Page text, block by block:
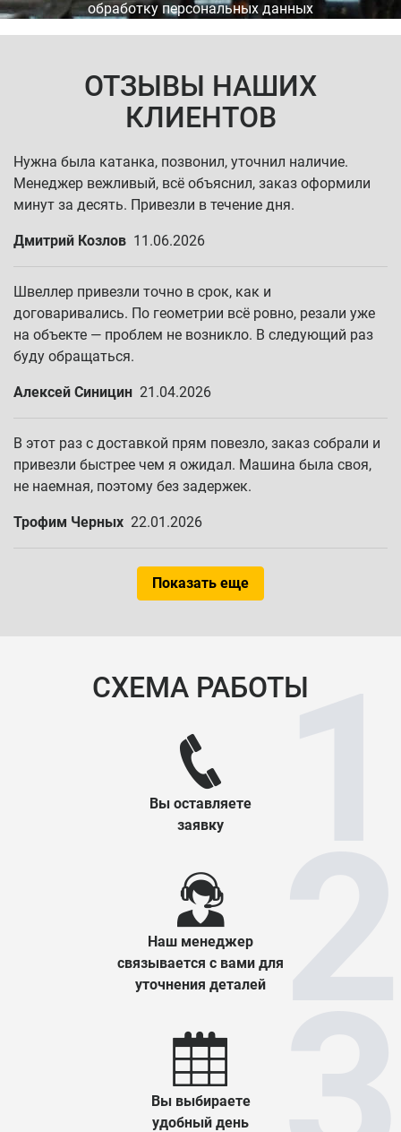
обработку персональных данных
ОТЗЫВЫ НАШИХ
КЛИЕНТОВ
Нужна была катанка, позвонил, уточнил наличие.
Менеджер вежливый, всё объяснил, заказ оформили
минут за десять. Привезли в течение дня.
Дмитрий Козлов 11.06.2026
Швеллер привезли точно в срок, как и
договаривались. По геометрии всё ровно, резали уже
на объекте — проблем не возникло. В следующий раз
буду обращаться.
Алексей Синицин 21.04.2026
В этот раз с доставкой прям повезло, заказ собрали и
привезли быстрее чем я ожидал. Машина была своя,
не наемная, поэтому без задержек.
Трофим Черных 22.01.2026
Показать еще
СХЕМА РАБОТЫ
Вы оставляете
заявку
Наш менеджер
связывается с вами для
уточнения деталей
Вы выбираете
удобный день